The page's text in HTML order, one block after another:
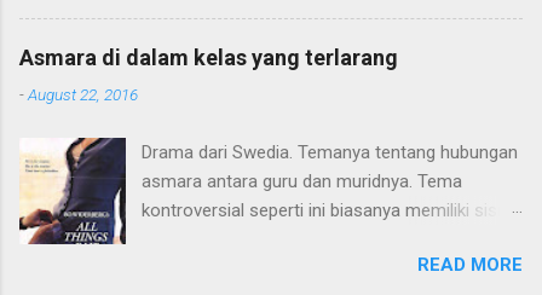
"sayang" kepada sang anak hingga membatasi
sang anak dari dunia luar. Hingga sang anak
mulai beranjak dewasa dan mulai kritis terhadap
Movielitas menyukai gaya minimalis cerita,
konflik dan pemainnya. Tidak perlu melebar
kemana-mana. Gaya thriller-nya soft saja, tidak
chemistry antar duo aktris sebagai ibu-anak,
Asmara di dalam kelas yang terlarang
-August 22, 2016
Drama dari Swedia. Temanya tentang hubungan
asmara antara guru dan muridnya. Tema
kontroversial seperti ini biasanya memiliki sisi
sebagian saja yang menarik. Terutama saat
READ MORE